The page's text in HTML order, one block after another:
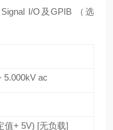
I/O及GPIB （选
5.000kV ac
值+ 5V) [无负载]